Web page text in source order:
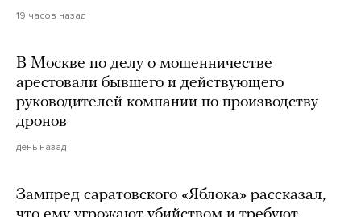
19 часов назад
В Москве по делу о мошенничестве
арестовали бывшего и действующего
руководителей компании по производству
дронов
день назад
Зампред саратовского «Яблока» рассказал,